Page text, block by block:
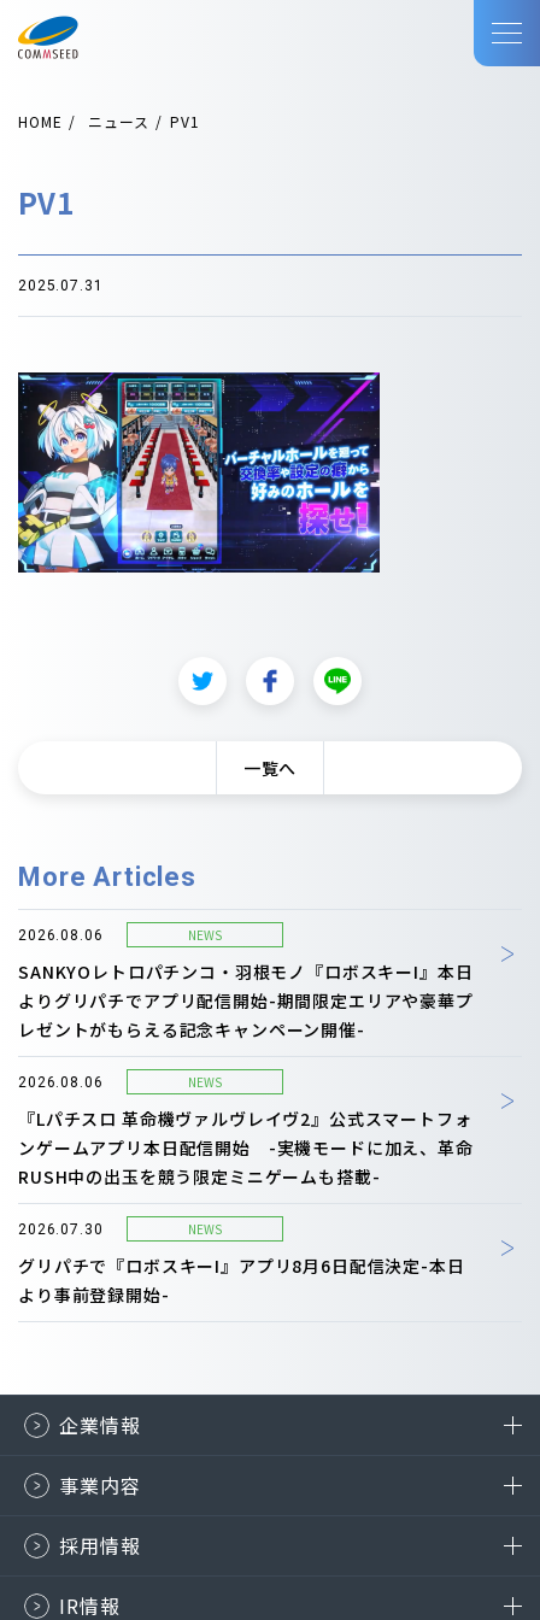
HOME ニュース PV1
PV1
2025.07.31
一覧へ
More Articles
2026.08.06 NEWS
SANKYOレトロパチンコ・羽根モノ『ロボスキーI』本日
よりグリパチでアプリ配信開始-期間限定エリアや豪華プ
レゼントがもらえる記念キャンペーン開催-
2026.08.06 NEWS
『Lパチスロ 革命機ヴァルヴレイヴ2』公式スマートフォ
ンゲームアプリ本日配信開始 -実機モードに加え、革命
RUSH中の出玉を競う限定ミニゲームも搭載-
2026.07.30 NEWS
グリパチで『ロボスキーI』アプリ8月6日配信決定-本日
より事前登録開始-
企業情報
事業内容
採用情報
IR情報